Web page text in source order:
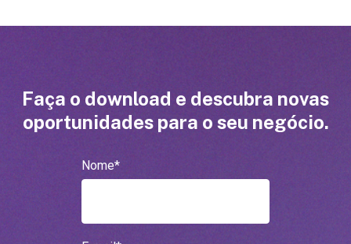
Faça o download e descubra novas
oportunidades para o seu negócio.
Nome*